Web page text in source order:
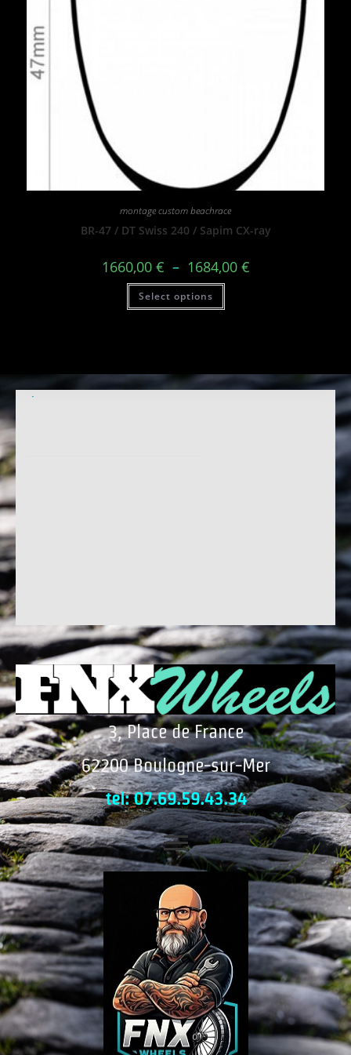
montage custom beachrace
BR-47 / DT Swiss 240 / Sapim CX-ray
1660,00 € – 1684,00 €
Select options
3, Place de France
62200 Boulogne-sur-Mer
tel: 07.69.59.43.34